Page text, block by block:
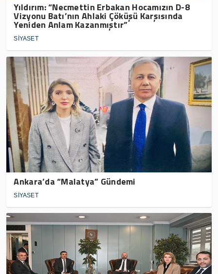
Yıldırım: “Necmettin Erbakan Hocamızın D-8
Vizyonu Batı’nın Ahlaki Çöküşü Karşısında
Yeniden Anlam Kazanmıştır”
SİYASET
Ankara’da “Malatya” Gündemi
SİYASET